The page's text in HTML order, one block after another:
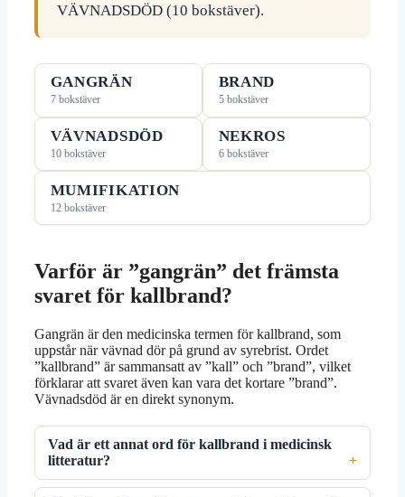
VÄVNADSDÖD (10 bokstäver).
GANGRÄN
7 bokstäver
BRAND
5 bokstäver
VÄVNADSDÖD
10 bokstäver
NEKROS
6 bokstäver
MUMIFIKATION
12 bokstäver
Varför är ”gangrän” det främsta
svaret för kallbrand?
Gangrän är den medicinska termen för kallbrand, som
uppstår när vävnad dör på grund av syrebrist. Ordet
”kallbrand” är sammansatt av ”kall” och ”brand”, vilket
förklarar att svaret även kan vara det kortare ”brand”.
Vävnadsdöd är en direkt synonym.
Vad är ett annat ord för kallbrand i medicinsk
litteratur?